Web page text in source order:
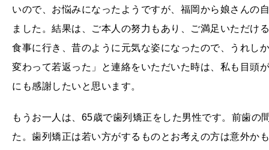
いので、お悩みになったようですが、福岡から娘さんの
ました。結果は、ご本人の努力もあり、ご満足いただけ
食事に行き、昔のように元気な姿になったので、うれし
変わって若返った」と連絡をいただいた時は、私も目頭
にも感謝したいと思います。
もうお一人は、65歳で歯列矯正をした男性です。前歯の
た。歯列矯正は若い方がするものとお考えの方は意外か